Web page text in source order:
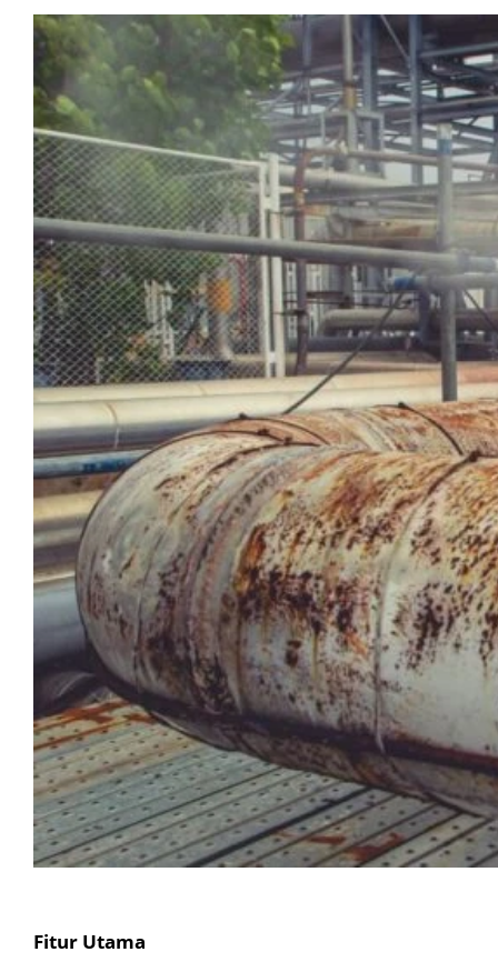
Fitur Utama